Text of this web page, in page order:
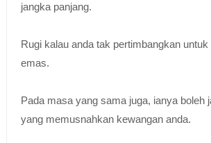
jangka panjang.
Rugi kalau anda tak pertimbangkan
emas.
Pada masa yang sama juga, ianya boleh
yang memusnahkan kewangan anda.